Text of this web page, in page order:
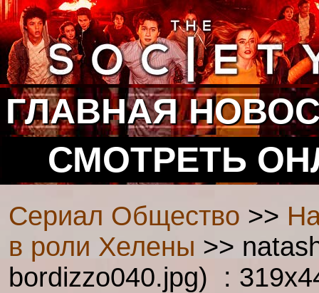
ГЛАВНАЯ
СМОТРЕТЬ
Сериал Общество >>
в роли Хелены >>
bordizzo040.jpg) :